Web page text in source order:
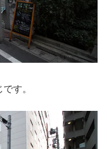
す。